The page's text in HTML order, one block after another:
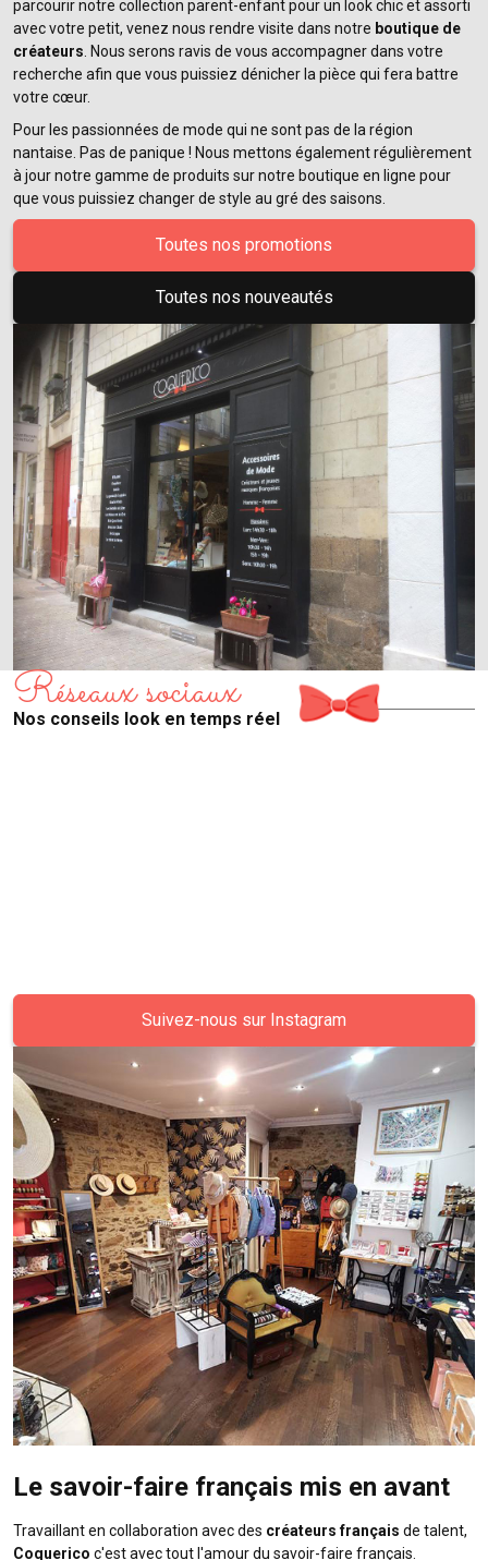
parcourir notre collection parent-enfant pour un look chic et assorti
avec votre petit, venez nous rendre visite dans notre boutique de
créateurs. Nous serons ravis de vous accompagner dans votre
recherche afin que vous puissiez dénicher la pièce qui fera battre
votre cœur.
Pour les passionnées de mode qui ne sont pas de la région
nantaise. Pas de panique ! Nous mettons également régulièrement
à jour notre gamme de produits sur notre boutique en ligne pour
que vous puissiez changer de style au gré des saisons.
Toutes nos promotions
Toutes nos nouveautés
Réseaux sociaux
Nos conseils look en temps réel
Suivez-nous sur Instagram
Le savoir-faire français mis en avant
Travaillant en collaboration avec des créateurs français de talent,
Coquerico c'est avec tout l'amour du savoir-faire français.